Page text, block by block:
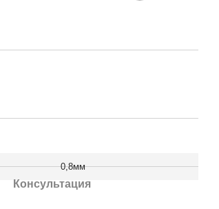
0,8мм
Консультация